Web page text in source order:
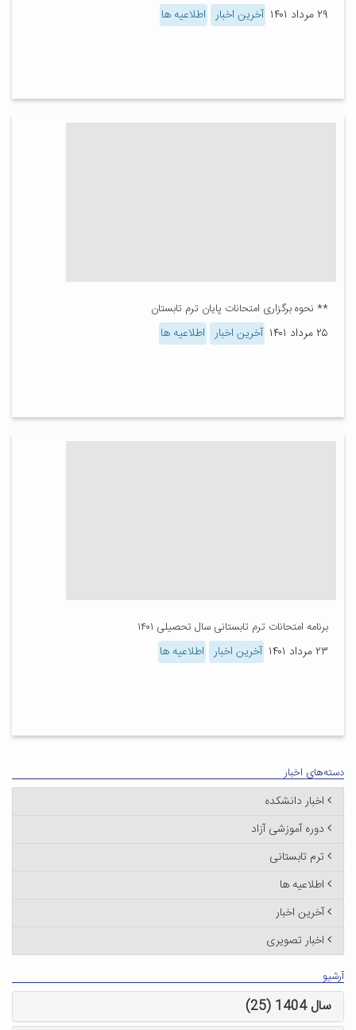
۲۹ مرداد ۱۴۰۱ آخرین اخبار اطلاعیه ها
** نحوه برگزاری امتحانات پایان ترم تابستان ‌
۲۵ مرداد ۱۴۰۱ آخرین اخبار اطلاعیه ها
برنامه امتحانات ترم تابستانی سال تحصیلی ۱۴۰۱
۲۳ مرداد ۱۴۰۱ آخرین اخبار اطلاعیه ها
دسته‌های اخبار
اخبار دانشکده
دوره آموزشی آزاد
ترم تابستانی
اطلاعیه ها
آخرین اخبار
اخبار تصویری
آرشیو
سال 1404 (25)